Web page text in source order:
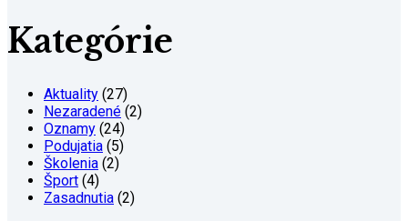
Kategórie
Aktuality (27)
Nezaradené (2)
Oznamy (24)
Podujatia (5)
Školenia (2)
Šport (4)
Zasadnutia (2)